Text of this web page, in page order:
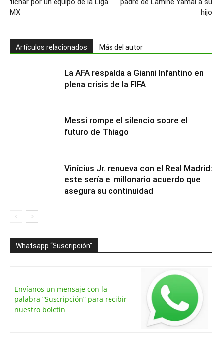
fichar por un equipo de la Liga
MX
padre de Lamine Yamal a su
hijo
Artículos relacionados Más del autor
La AFA respalda a Gianni Infantino en
plena crisis de la FIFA
Messi rompe el silencio sobre el
futuro de Thiago
Vinícius Jr. renueva con el Real Madrid:
este sería el millonario acuerdo que
asegura su continuidad
Whatsapp “Suscripción”
Envíanos un mensaje con la
palabra “Suscripción” para recibir
nuestro boletín